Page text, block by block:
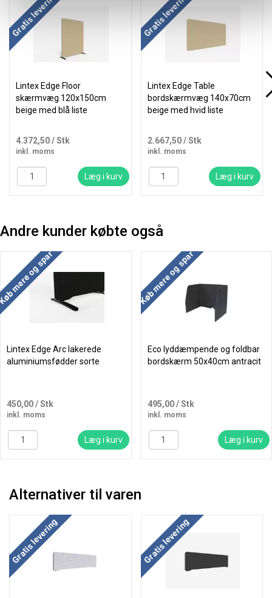
Køb mere og spar
Gratis levering
Lintex Edge Floor
skærmvæg 120x150cm
beige med blå liste
4.372,50/ Stk
inkl. moms
Læg i kurv
Køb mere og spar
Gratis levering
Lintex Edge Table
bordskærmvæg 140x70cm
beige med hvid liste
2.667,50/ Stk
inkl. moms
Læg i kurv
Andre kunder købte også
mere og spar
Lintex Edge Arc lakerede
aluminiumsfødder sorte
450,00/ Stk
inkl. moms
Læg i kurv
Køb mere og spar
Eco lyddæmpende og foldbar
bordskærm 50x40cm antracit
495,00/ Stk
inkl. moms
Læg i kurv
Alternativer til varen
Køb mere og spar
Gratis levering Køb mere og spar
Gratis levering